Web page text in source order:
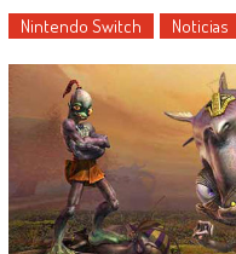
Nintendo Switch Noticias